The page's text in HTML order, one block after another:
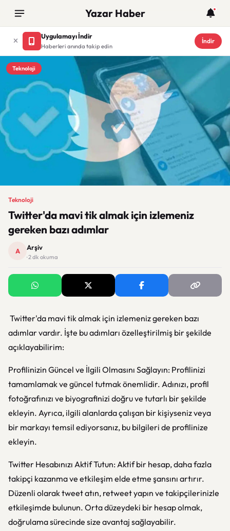
Yazar Haber
Uygulamayı İndir
Haberleri anında takip edin
İndir
Teknoloji
Teknoloji
Twitter'da mavi tik almak için izlemeniz
gereken bazı adımlar
A Arşiv
· 2 dk okuma
Twitter'da mavi tik almak için izlemeniz gereken bazı
adımlar vardır. İşte bu adımları özelleştirilmiş bir şekilde
açıklayabilirim:
Profilinizin Güncel ve İlgili Olmasını Sağlayın: Profilinizi
tamamlamak ve güncel tutmak önemlidir. Adınızı, profil
fotoğrafınızı ve biyografinizi doğru ve tutarlı bir şekilde
ekleyin. Ayrıca, ilgili alanlarda çalışan bir kişiyseniz veya
bir markayı temsil ediyorsanız, bu bilgileri de profilinize
ekleyin.
Twitter Hesabınızı Aktif Tutun: Aktif bir hesap, daha fazla
takipçi kazanma ve etkileşim elde etme şansını artırır.
Düzenli olarak tweet atın, retweet yapın ve takipçilerinizle
etkileşimde bulunun. Orta düzeydeki bir hesap olmak,
doğrulama sürecinde size avantaj sağlayabilir.